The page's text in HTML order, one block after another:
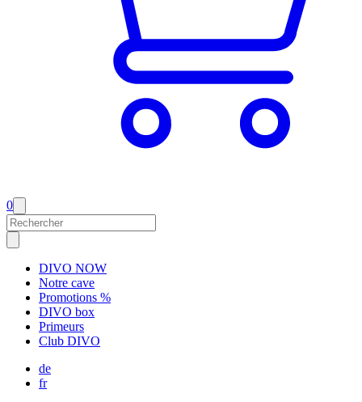
0
DIVO NOW
Notre cave
Promotions %
DIVO box
Primeurs
Club DIVO
de
fr